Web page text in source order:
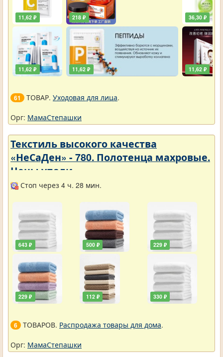
11,62 ₽
11,62 ₽
218 ₽
11,62 ₽
36,30 ₽
11,62 ₽
61 ТОВАР. Уходовая для лица.
Орг: МамаСтепашки
Текстиль высокого качества
«НеСаДен» - 780. Полотенца махровые.
Цены упали
Стоп через 4 ч. 28 мин.
643 ₽
229 ₽
500 ₽
112 ₽
229 ₽
330 ₽
6 ТОВАРОВ. Распродажа товары для дома.
Орг: МамаСтепашки